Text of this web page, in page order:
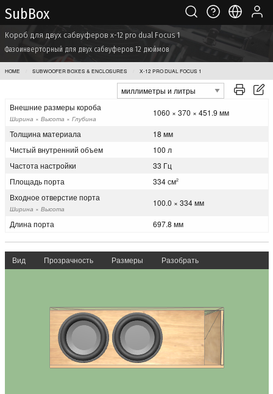
Sub Box
Короб для двух сабвуферов x-12 pro dual Focus 1
Фазоинверторный для двух сабвуферов 12 дюймов
HOME SUBWOOFER BOXES & ENCLOSURES X-12 PRO DUAL FOCUS 1
Внешние размеры короба
Ширина × Высота × Глубина
1060 × 370 × 451.9 мм
Толщина материала
18 мм
Чистый внутренний объем
100 л
Частота настройки
33 Гц
Площадь порта
334 см2
Входное отверстие порта
Ширина × Высота
100.0 × 334 мм
Длина порта 697.8 мм
Вид Прозрачность Размеры Разобрать